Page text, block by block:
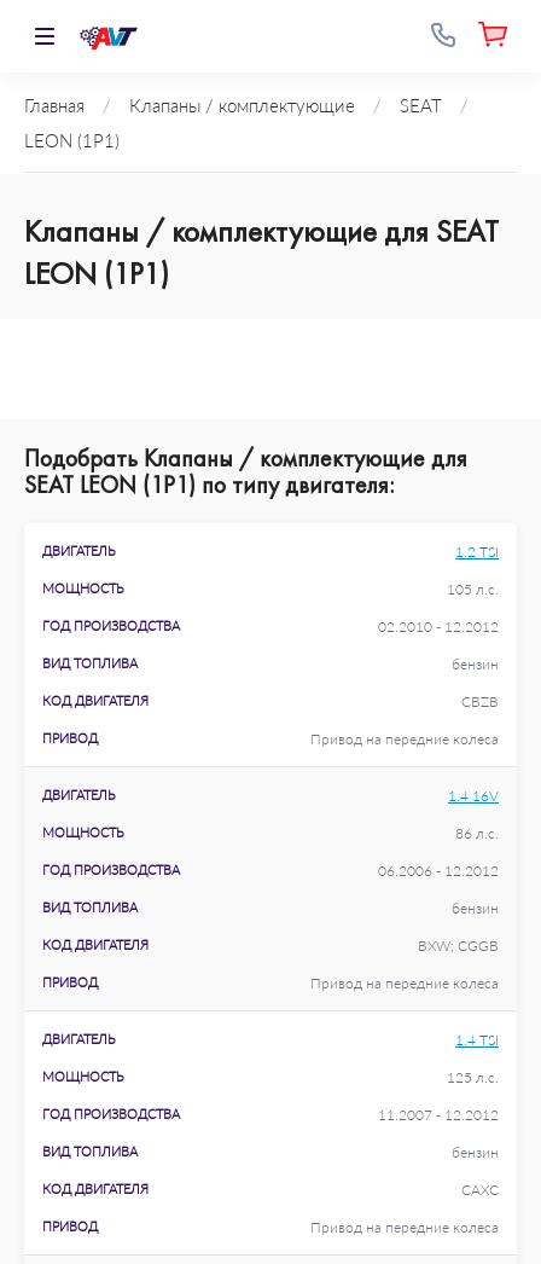
Главная / Клапаны / комплектующие / SEAT
/
LEON (1P1)
Клапаны / комплектующие для SEAT
LEON (1P1)
Подобрать Клапаны / комплектующие для
SEAT LEON (1P1) по типу двигателя:
ДВИГАТЕЛЬ 1.2 TSI
МОЩНОСТЬ 105 л.с.
ГОД ПРОИЗВОДСТВА 02.2010 - 12.2012
ВИД ТОПЛИВА бензин
КОД ДВИГАТЕЛЯ CBZB
ПРИВОД Привод на передние колеса
ДВИГАТЕЛЬ 1.4 16V
МОЩНОСТЬ 86 л.с.
ГОД ПРОИЗВОДСТВА 06.2006 - 12.2012
ВИД ТОПЛИВА бензин
КОД ДВИГАТЕЛЯ BXW; CGGB
ПРИВОД Привод на передние колеса
ДВИГАТЕЛЬ 1.4 TSI
МОЩНОСТЬ 125 л.с.
ГОД ПРОИЗВОДСТВА 11.2007 - 12.2012
ВИД ТОПЛИВА бензин
КОД ДВИГАТЕЛЯ CAXC
ПРИВОД Привод на передние колеса